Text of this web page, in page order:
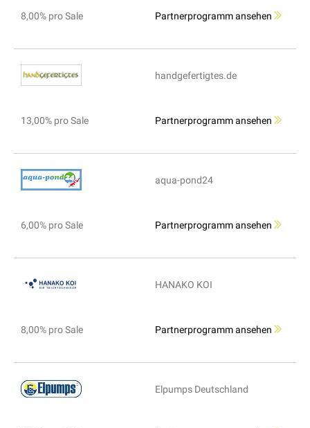
8,00% pro Sale Partnerprogramm ansehen
handgefertigtes.de
13,00% pro Sale Partnerprogramm ansehen
aqua-pond24
6,00% pro Sale Partnerprogramm ansehen
HANAKO KOI
8,00% pro Sale Partnerprogramm ansehen
Elpumps Deutschland